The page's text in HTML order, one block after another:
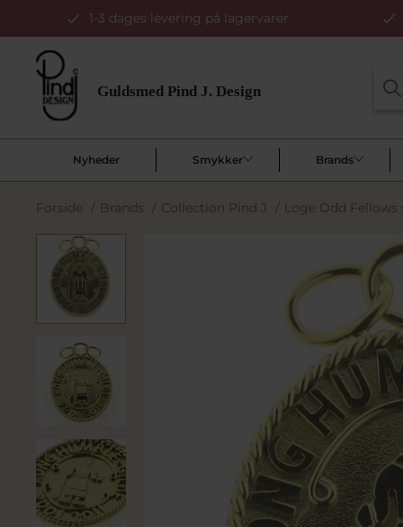
1-3 dages levering på lagervarer
Nyheder Smykker Brands
Forside / Brands / Collection Pind J / Loge Odd Fellows